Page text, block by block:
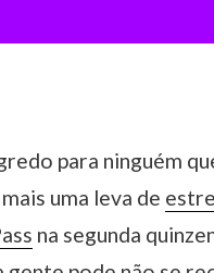
para ninguém
uma leva de
na segunda